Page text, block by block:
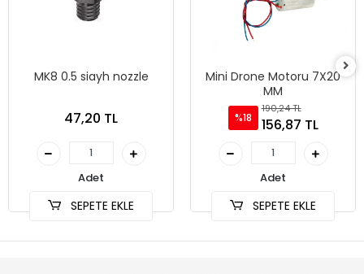
MK8 0.5 siayh nozzle
47,20 TL
Adet
SEPETE EKLE
Mini Drone Motoru 7X20
MM
%18
190,24 TL
156,87 TL
Adet
SEPETE EKLE